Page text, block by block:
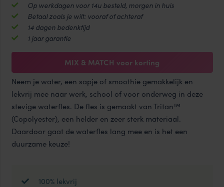
Tritan
550
ml
Op werkdagen voor 14u besteld, morgen in huis
Betaal zoals je wilt: vooraf of achteraf
14 dagen bedenktijd
1 jaar garantie
MIX & MATCH voor korting
Neem je water, een sapje of smoothie gemakkelijk en
lekvrij mee naar werk, school of voor onderweg in deze
stevige waterfles. De fles is gemaakt van Tritan™
(Copolyester), een helder en zeer sterk materiaal.
Daardoor gaat de waterfles lang mee en is het een
duurzame keuze!
100% lekvrij